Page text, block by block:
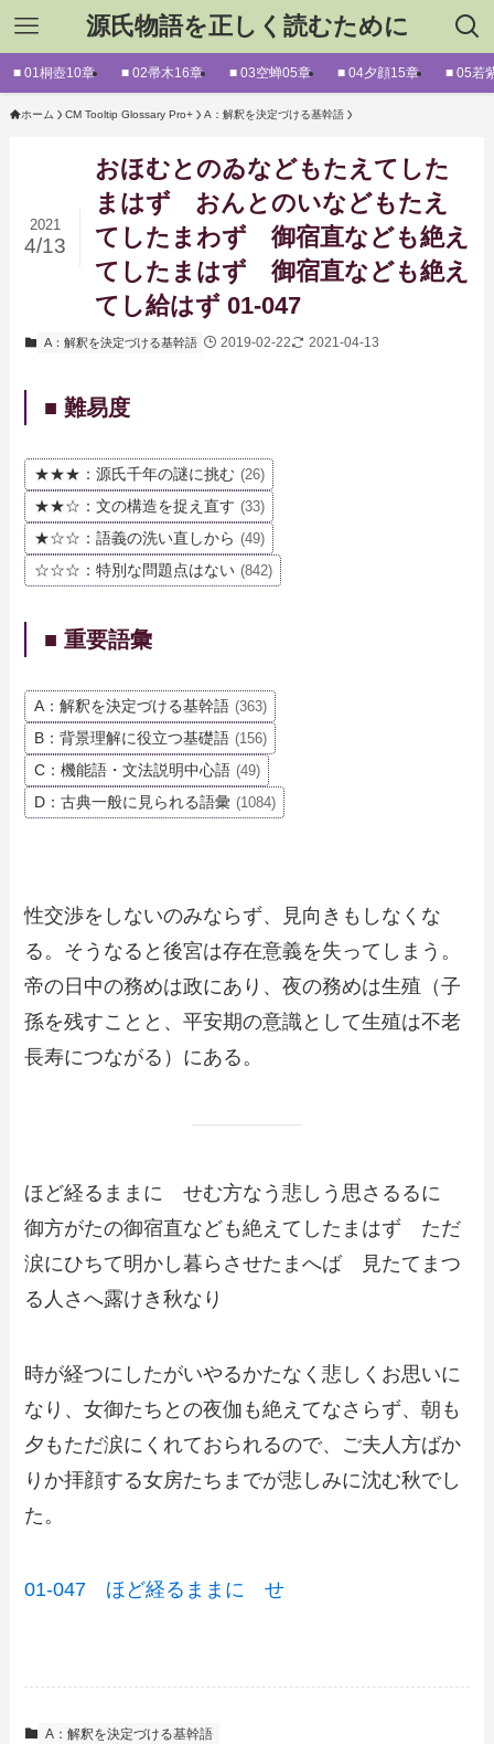
源氏物語を正しく読むために
■ 01桐壺10章 ■ 02帚木16章 ■ 03空蝉05章 ■ 04夕顔15章 ■ 05若
ホーム CM Tooltip Glossary Pro+ A：解釈を決定づける基幹語
おほむとのゐなどもたえてした
まはず おんとのいなどもたえ
てしたまわず 御宿直なども絶え
てしたまはず 御宿直なども絶え
てし給はず 01-047
2021
4/13
A：解釈を決定づける基幹語 2019-02-22 2021-04-13
■ 難易度
★★★：源氏千年の謎に挑む (26)
★★☆：文の構造を捉え直す (33)
★☆☆：語義の洗い直しから (49)
☆☆☆：特別な問題点はない (842)
■ 重要語彙
A：解釈を決定づける基幹語 (363)
B：背景理解に役立つ基礎語 (156)
C：機能語・文法説明中心語 (49)
D：古典一般に見られる語彙 (1084)
性交渉をしないのみならず、見向きもしなくな
る。そうなると後宮は存在意義を失ってしまう。
帝の日中の務めは政にあり、夜の務めは生殖（子
孫を残すことと、平安期の意識として生殖は不老
長寿につながる）にある。
ほど経るままに せむ方なう悲しう思さるるに
御方がたの御宿直なども絶えてしたまはず ただ
涙にひちて明かし暮らさせたまへば 見たてまつ
る人さへ露けき秋なり
時が経つにしたがいやるかたなく悲しくお思いに
なり、女御たちとの夜伽も絶えてなさらず、朝も
夕もただ涙にくれておられるので、ご夫人方ばか
りか拝顔する女房たちまでが悲しみに沈む秋でし
た。
01-047 ほど経るままに せ
A：解釈を決定づける基幹語